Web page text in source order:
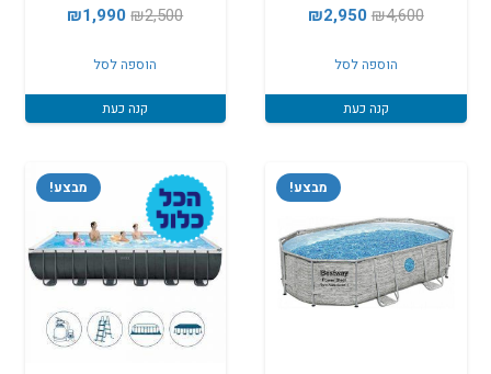
₪4,600
המחיר
היה:
₪4,600.
₪2,950
₪2,950.
הוספה לסל
קנה כעת
₪2,500
המחיר
היה:
₪2,500.
₪1,990
המחיר
₪1,990.
הוספה לסל
קנה כעת
מבצע! מבצע!